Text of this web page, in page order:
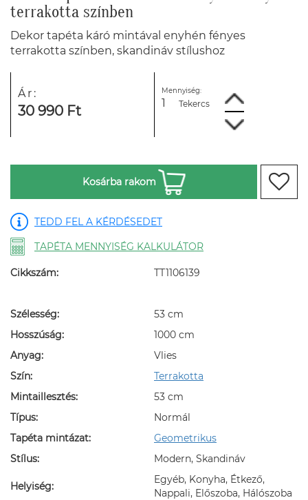
terrakotta színben
Dekor tapéta káró mintával enyhén fényes
terrakotta színben, skandináv stílushoz
Ár:
30 990 Ft
Mennyiség:
Tekercs
Kosárba rakom
TEDD FEL A KÉRDÉSEDET
TAPÉTA MENNYISÉG KALKULÁTOR
Cikkszám: TT1106139
Szélesség:
53 cm
Hosszúság:
1000 cm
Anyag:
Vlies
Szín:
Terrakotta
Mintaillesztés:
53 cm
Típus:
Normál
Tapéta mintázat:
Geometrikus
Stílus:
Modern, Skandináv
Helyiség:
Egyéb, Konyha, Étkező,
Nappali, Előszoba, Hálószoba